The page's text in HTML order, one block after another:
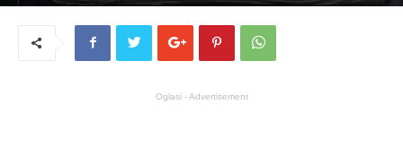
Oglasi - Advertisement